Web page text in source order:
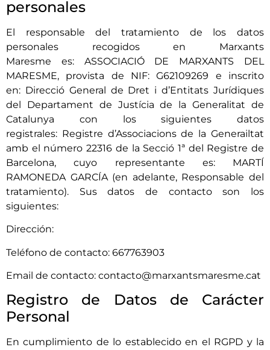
personales
El responsable del tratamiento de los datos
personales recogidos en Marxants
Maresme es: ASSOCIACIÓ DE MARXANTS DEL
MARESME, provista de NIF:G62109269 e inscrito
en: Direcció General de Dret i d’Entitats Jurídiques
del Departament de Justícia de la Generalitat de
Catalunya con los siguientes datos
registrales: Registre d’Associacions de la Generailtat
amb el número 22316 de la Secció 1ª del Registre de
Barcelona, cuyo representante es: MARTÍ
RAMONEDA GARCÍA(en adelante, Responsable del
tratamiento). Sus datos de contacto son los
siguientes:
Dirección:
Teléfono de contacto: 667763903
Email de contacto: contacto@marxantsmaresme.cat
Registro de Datos de Carácter
Personal
En cumplimiento de lo establecido en el RGPD y la